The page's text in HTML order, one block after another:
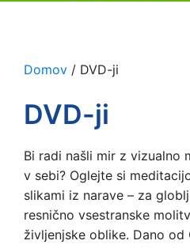
Domov / DVD-ji
DVD-ji
Bi radi našli mir z vizualno
v sebi? Oglejte si
slikami iz narave – za
resnično vsestranske
življenjske oblike. Dano od